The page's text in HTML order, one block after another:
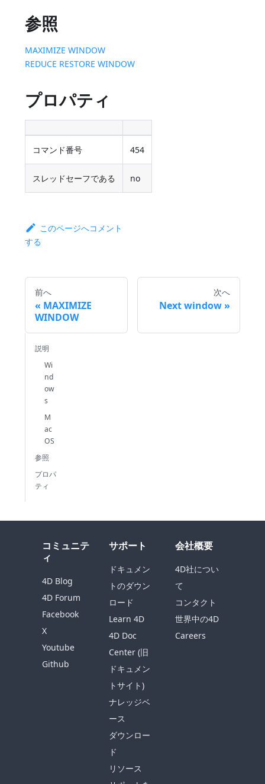
参照
MAXIMIZE WINDOW
REDUCE RESTORE WINDOW
プロパティ
コマンド番号 454
スレッドセーフである no
このページへコメント
する
前へ
MAXIMIZE
WINDOW
次へ
Next window
説明
Wi
nd
ow
s
M
ac
OS
参照
プロパ
ティ
コミュニテ
ィ
4D Blog
4D Forum
Facebook
X
Youtube
Github
サポート
ドキュメン
トのダウン
ロード
Learn 4D
4D Doc
Center (旧
ドキュメン
トサイト)
ナレッジベ
ース
ダウンロー
ド
リソース
会社概要
4D社につい
て
コンタクト
世界中の4D
Careers